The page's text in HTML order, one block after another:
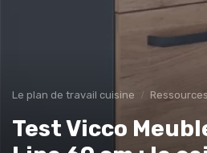
Le plan de travail cuisine
Test Vicco